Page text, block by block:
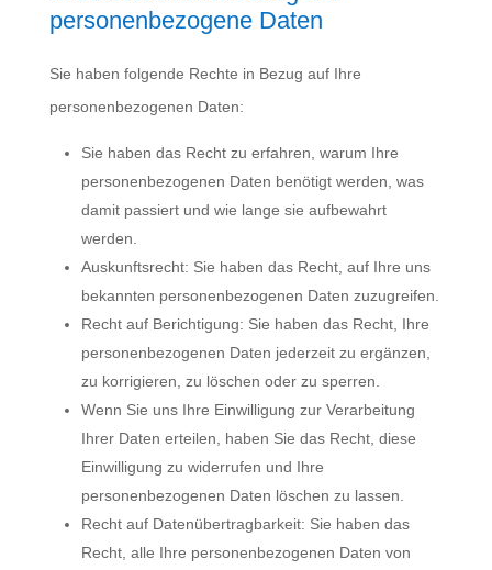
personenbezogene Daten
Sie haben folgende Rechte in Bezug auf Ihre
personenbezogenen Daten:
Sie haben das Recht zu erfahren, warum Ihre
personenbezogenen Daten benötigt werden, was
damit passiert und wie lange sie aufbewahrt
werden.
Auskunftsrecht: Sie haben das Recht, auf Ihre uns
bekannten personenbezogenen Daten zuzugreifen.
Recht auf Berichtigung: Sie haben das Recht, Ihre
personenbezogenen Daten jederzeit zu ergänzen,
zu korrigieren, zu löschen oder zu sperren.
Wenn Sie uns Ihre Einwilligung zur Verarbeitung
Ihrer Daten erteilen, haben Sie das Recht, diese
Einwilligung zu widerrufen und Ihre
personenbezogenen Daten löschen zu lassen.
Recht auf Datenübertragbarkeit: Sie haben das
Recht, alle Ihre personenbezogenen Daten von